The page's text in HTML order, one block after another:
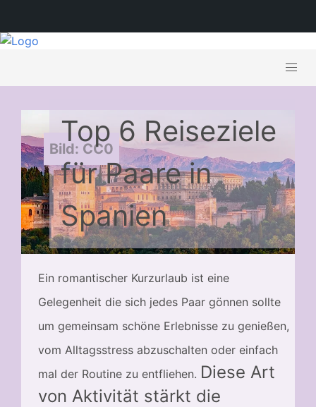
Bild: CC0
Top 6 Reiseziele
für Paare in
Spanien
Ein romantischer Kurzurlaub ist eine
Gelegenheit die sich jedes Paar gönnen sollte
um gemeinsam schöne Erlebnisse zu genießen,
vom Alltagsstress abzuschalten oder einfach
mal der Routine zu entfliehen. Diese Art
von Aktivität stärkt die